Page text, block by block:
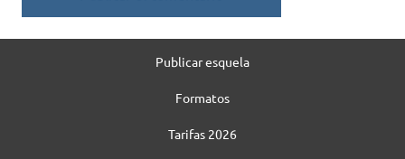
Publicar esquela
Formatos
Tarifas 2026